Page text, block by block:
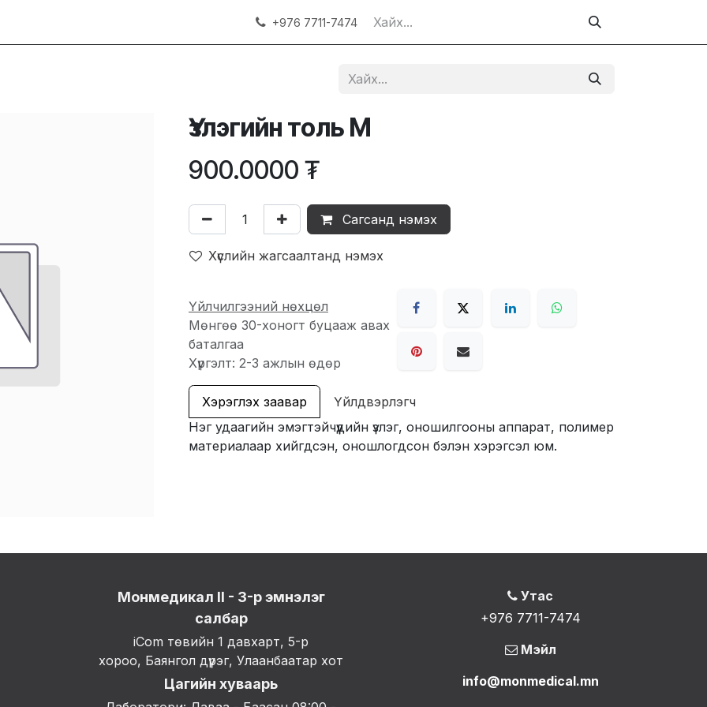
+976 7711-7474
Үзлэгийн толь М
900.0000 ₮
Сагсанд нэмэх
Хүслийн жагсаалтанд нэмэх
Үйлчилгээний нөхцөл
Мөнгөө 30-хоногт буцааж авах
баталгаа
Хүргэлт: 2-3 ажлын өдөр
Хэрэглэх заавар
Үйлдвэрлэгч
Нэг удаагийн эмэгтэйчүүдийн үзлэг, оношилгооны аппарат, полимер
материалаар хийгдсэн, оношлогдсон бэлэн хэрэгсэл юм.
Утас
+976 7711-7474
Мэйл
info@monmedical.mn
Монмедикал II - 3-р эмнэлэг
салбар
iCom төвийн 1 давхарт, 5-р
хороо, Баянгол дүүрэг, Улаанбаатар хот
Цагийн хуваарь